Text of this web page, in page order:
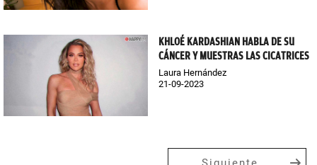
KHLOÉ KARDASHIAN HABLA DE SU
CÁNCER Y MUESTRAS LAS CICATRICES
Laura Hernández
21-09-2023